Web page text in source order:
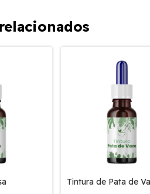
Tintura de Pata de